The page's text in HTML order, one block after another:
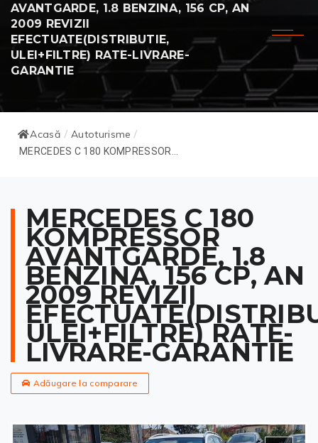
AVANTGARDE, 1.8 BENZINA, 156 CP, AN
2009 REVIZII
EFECTUATE(DISTRIBUTIE,
ULEI+FILTRE) RATE-LIVRARE-
GARANTIE
Acasă / Autoturisme /
MERCEDES C 180 KOMPRESSOR...
MERCEDES C 180
KOMPRESSOR
AVANTGARDE, 1.8
BENZINA, 156 CP, AN
2009 REVIZII
ULEI+FILTRE) RATE-
LIVRARE-GARANTIE
Adăugare la comparare